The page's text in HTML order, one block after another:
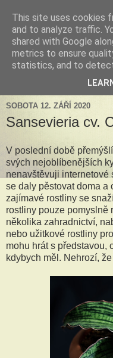
Tillandsia
Tillandsie a další zelená
k našim velkým
SOBOTA 12. ZÁŘÍ 2020
Sansevieria cv.
V poslední době
svých nejoblíbenějších
nenavštěvuji internetové
se daly pěstovat doma a
zajímavé rostliny se
rostliny pouze pomyslně
několika zahradnictví,
nebo užitkové rostliny
mohu hrát s představou,
kdybych měl. Nehrozí,
This site uses cookies
and to analyze traffic.
shared with Google
metrics to ensure
statistics, and to